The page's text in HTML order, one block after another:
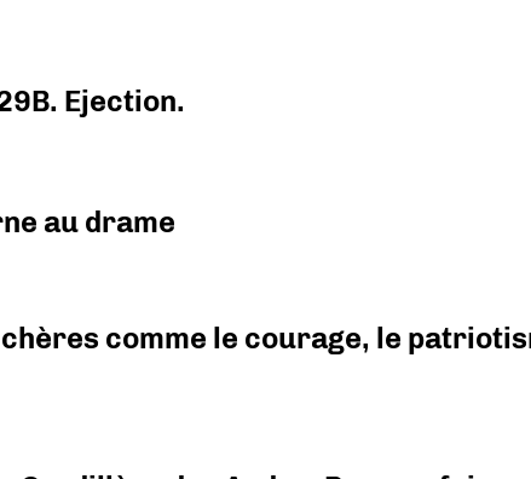
Ejection.
au drame
comme le courage, le